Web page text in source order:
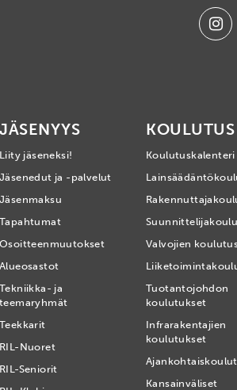
JÄSENYYS
Liity jäseneksi!
Jäsenedut ja -palvelut
Jäsenmaksu
Tapahtumat
Osoitteenmuutokset
Alueosastot
Tekniikka- ja
teemaryhmät
Teekkarit
RIL-Nuoret
RIL-Seniorit
KOULUTUS
Koulutuskalenteri
Valvojien
Tuotantojohdon
koulutukset
Infrarakentajien
koulutukset
Kansainväliset